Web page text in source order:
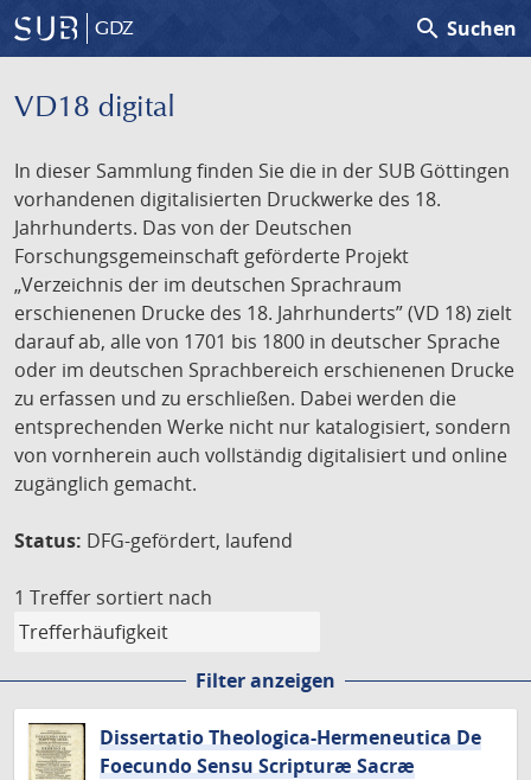
GDZ search Suchen
VD18 digital
In dieser Sammlung finden Sie die in der SUB Göttingen
vorhandenen digitalisierten Druckwerke des 18.
Jahrhunderts. Das von der Deutschen
Forschungsgemeinschaft geförderte Projekt
„Verzeichnis der im deutschen Sprachraum
erschienenen Drucke des 18. Jahrhunderts” (VD 18) zielt
darauf ab, alle von 1701 bis 1800 in deutscher Sprache
oder im deutschen Sprachbereich erschienenen Drucke
zu erfassen und zu erschließen. Dabei werden die
entsprechenden Werke nicht nur katalogisiert, sondern
von vornherein auch vollständig digitalisiert und online
zugänglich gemacht.
Status: DFG-gefördert, laufend
1 Treffer sortiert nach
Filter anzeigen
Dissertatio Theologica-Hermeneutica De
Foecundo Sensu Scripturæ Sacræ